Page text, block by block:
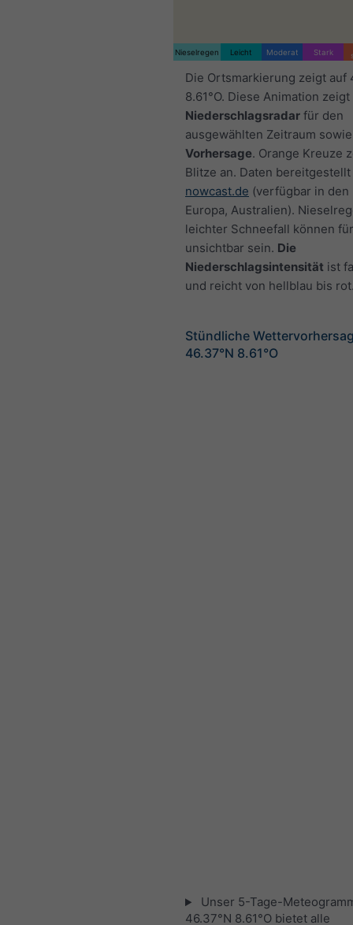
Nieselregen Leicht Moderat Stark
Die Ortsmarkierung zeigt auf
8.61°O. Diese Animation zeigt
Niederschlagsradar für den
ausgewählten Zeitraum
Vorhersage. Orange Kreuze
Blitze an. Daten
nowcast.de (verfügbar in den
Europa, Australien).
leichter Schneefall können
unsichtbar sein. Die
Niederschlagsintensität ist
und reicht von hellblau bis
Stündliche
46.37°N 8.61°O
Unser 5-Tage-
46.37°N 8.61°O bietet alle